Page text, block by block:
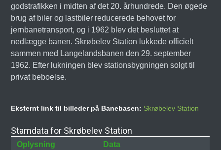
godstrafikken i midten af det 20. århundrede. Den øgede
brug af biler og lastbiler reducerede behovet for
jernbanetransport, og i 1962 blev det besluttet at
nedlægge banen. Skrøbelev Station lukkede officielt
sammen med Langelandsbanen den 29. september
1962. Efter lukningen blev stationsbygningen solgt til
privat beboelse.
Eksternt link til billeder på Banebasen: Skrøbelev Station
Stamdata for Skrøbelev Station
Oplysning
Data